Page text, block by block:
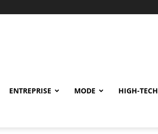
ENTREPRISE MODE HIGH-TECH